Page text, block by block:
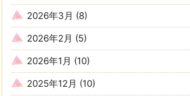
2026年3月 (8)
2026年2月 (5)
2026年1月 (10)
2025年12月 (10)